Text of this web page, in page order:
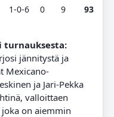
1-0-6 0 9 93
turnauksesta:
jännitystä ja
Mexicano-
ja Jari-Pekka
valloittaen
joka on aiemmin